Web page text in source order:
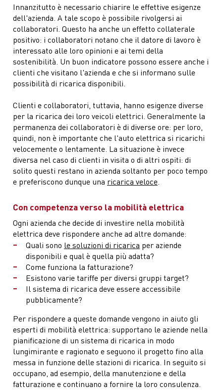
Innanzitutto è necessario chiarire le effettive esigenze
dell'azienda. A tale scopo è possibile rivolgersi ai
collaboratori. Questo ha anche un effetto collaterale
positivo: i collaboratori notano che il datore di lavoro è
interessato alle loro opinioni e ai temi della
sostenibilità. Un buon indicatore possono essere anche i
clienti che visitano l'azienda e che si informano sulle
possibilità di ricarica disponibili.
Clienti e collaboratori, tuttavia, hanno esigenze diverse
per la ricarica dei loro veicoli elettrici. Generalmente la
permanenza dei collaboratori è di diverse ore: per loro,
quindi, non è importante che l'auto elettrica si ricarichi
velocemente o lentamente. La situazione è invece
diversa nel caso di clienti in visita o di altri ospiti: di
solito questi restano in azienda soltanto per poco tempo
e preferiscono dunque una ricarica veloce
Con competenza verso la mobilità elettrica
Ogni azienda che decide di investire nella mobilità
elettrica deve rispondere anche ad altre domande:
Quali sono le soluzioni di ricarica per aziende
disponibili e qual è quella più adatta?
Come funziona la fatturazione?
Esistono varie tariffe per diversi gruppi target?
Il sistema di ricarica deve essere accessibile
pubblicamente?
Per rispondere a queste domande vengono in aiuto gli
esperti di mobilità elettrica: supportano le aziende nella
pianificazione di un sistema di ricarica in modo
lungimirante e ragionato e seguono il progetto fino alla
messa in funzione delle stazioni di ricarica. In seguito si
occupano, ad esempio, della manutenzione e della
fatturazione e continuano a fornire la loro consulenza.